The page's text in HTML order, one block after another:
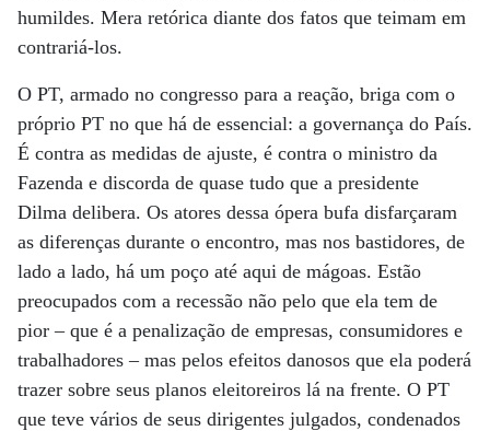
humildes. Mera retórica diante dos fatos que teimam em
contrariá-los.
O PT, armado no congresso para a reação, briga com o
próprio PT no que há de essencial: a governança do País.
É contra as medidas de ajuste, é contra o ministro da
Fazenda e discorda de quase tudo que a presidente
Dilma delibera. Os atores dessa ópera bufa disfarçaram
as diferenças durante o encontro, mas nos bastidores, de
lado a lado, há um poço até aqui de mágoas. Estão
preocupados com a recessão não pelo que ela tem de
pior – que é a penalização de empresas, consumidores e
trabalhadores – mas pelos efeitos danosos que ela poderá
trazer sobre seus planos eleitoreiros lá na frente. O PT
que teve vários de seus dirigentes julgados, condenados